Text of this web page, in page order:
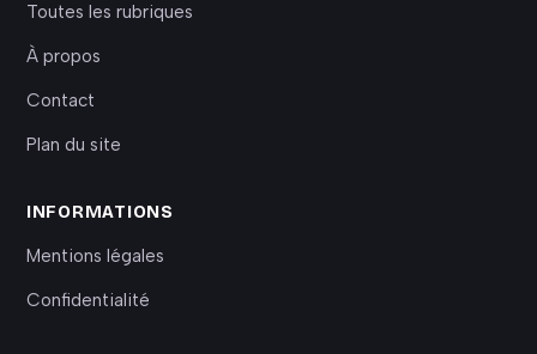
Toutes les rubriques
À propos
Contact
Plan du site
INFORMATIONS
Mentions légales
Confidentialité